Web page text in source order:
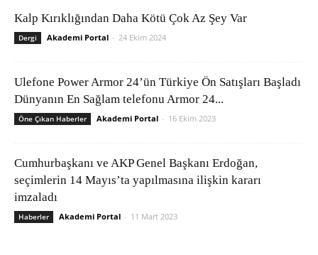
Kalp Kırıklığından Daha Kötü Çok Az Şey Var
Dergi Akademi Portal - 24 Ekim 2024
Ulefone Power Armor 24’ün Türkiye Ön Satışları Başladı
Dünyanın En Sağlam telefonu Armor 24...
Öne Çıkan Haberler Akademi Portal - 16 Ekim 2023
Cumhurbaşkanı ve AKP Genel Başkanı Erdoğan,
seçimlerin 14 Mayıs’ta yapılmasına ilişkin kararı
imzaladı
Haberler Akademi Portal - 11 Mart 2023